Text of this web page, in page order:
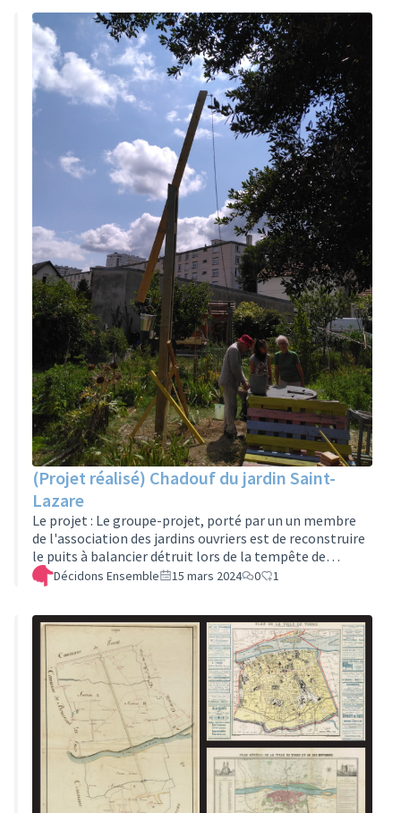
joyeux, coloré et ludique pour changer la perception du
porche qui est actuellement laissé à l'abandon alors
qu'il est un accès au quartier.Les objectifs sont divers …
(Projet réalisé) Chadouf du jardin Saint-
Lazare
Le projet : Le groupe-projet, porté par un un membre
de l'association des jardins ouvriers est de reconstruire
le puits à balancier détruit lors de la tempête de
novembre 2023. Ce puits à balancier est un des rares
existant en Touraine et datant sans doute du début du
de cette zone de jardins ouvriers.Les travaux de
reconstruction ont eu lieu le 31 juillet dernier avec un
menuisier local, aidé par les bénévoles des jardins pour
un total de…
Décidons Ensemble 15 mars 2024 0 1